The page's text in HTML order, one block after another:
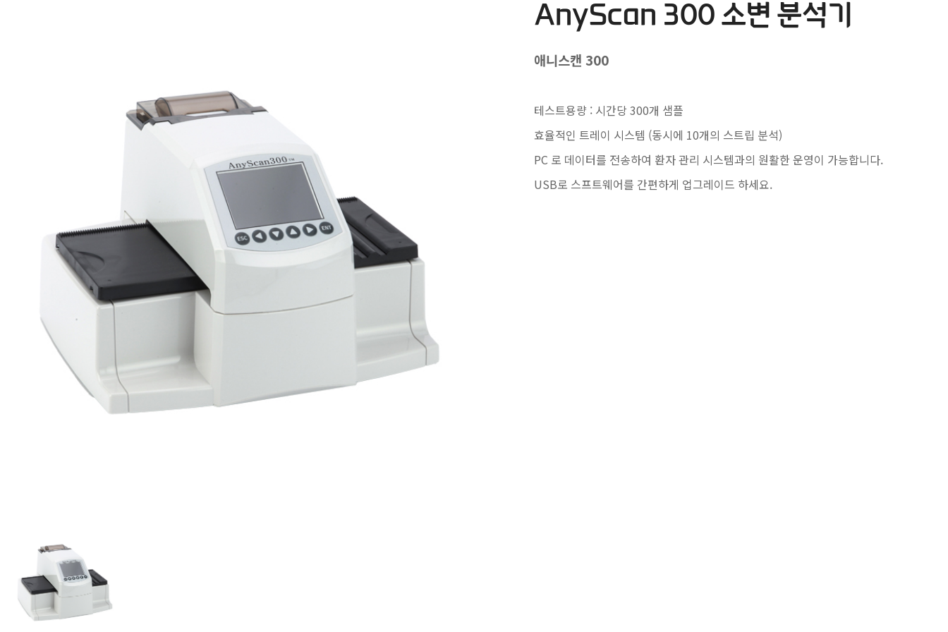
AnyScan 300 소변 분석기
애니스캔 300
테스트용량 : 시간당 300개 샘플
효율적인 트레이 시스템 (동시에 10개의 스트립 분석)
PC 로 데이터를 전송하여 환자 관리 시스템과의 원활한 운영이 가능합니다.
USB로 스프트웨어를 간편하게 업그레이드 하세요.